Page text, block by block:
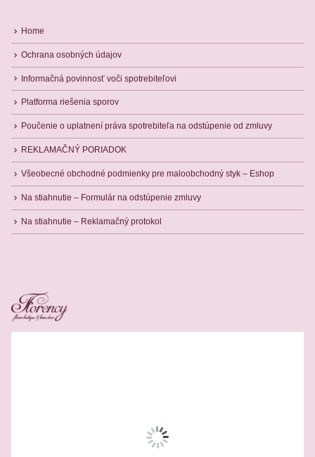
Home
Ochrana osobných údajov
Informačná povinnosť voči spotrebiteľovi
Platforma riešenia sporov
Poučenie o uplatnení práva spotrebiteľa na odstúpenie od zmluvy
REKLAMAČNÝ PORIADOK
Všeobecné obchodné podmienky pre maloobchodný styk – Eshop
Na stiahnutie – Formulár na odstúpenie zmluvy
Na stiahnutie – Reklamačný protokol